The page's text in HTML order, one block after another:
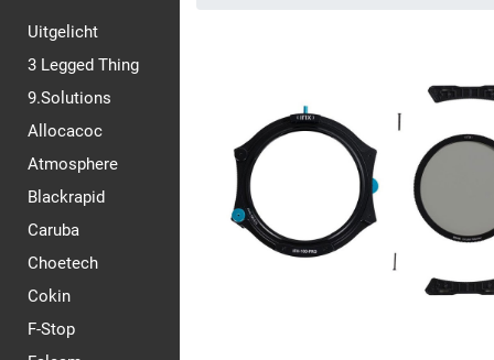
Uitgelicht
3 Legged Thing
9.Solutions
Allocacoc
Atmosphere
Blackrapid
Caruba
Choetech
Cokin
F-Stop